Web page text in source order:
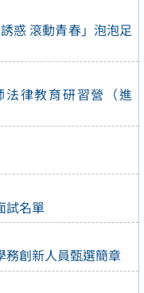
惑 滾動青春」泡泡足
律教育研習營（進
試名單
務創新人員甄選簡章